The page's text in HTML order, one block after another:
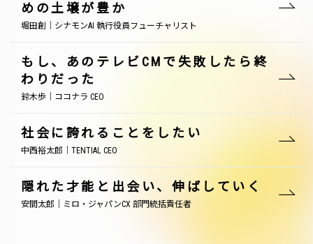
めの土壌が豊か
堀田創｜シナモンAI 執行役員フューチャリスト
もし、あのテレビCMで失敗したら終
わりだった
鈴木歩｜ココナラ CEO
社会に誇れることをしたい
中西裕太郎｜TENTIAL CEO
隠れた才能と出会い、伸ばしていく
安間太郎｜ミロ・ジャパンCX 部門統括責任者